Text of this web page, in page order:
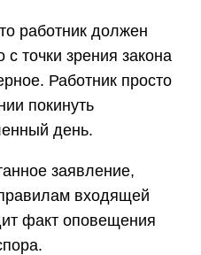
работник должен
с точки зрения закона
Работник просто
покинуть
день.
заявление,
входящей
факт оповещения